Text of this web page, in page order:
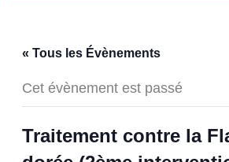
« Tous les Évènements
Cet évènement est passé
Traitement contre la